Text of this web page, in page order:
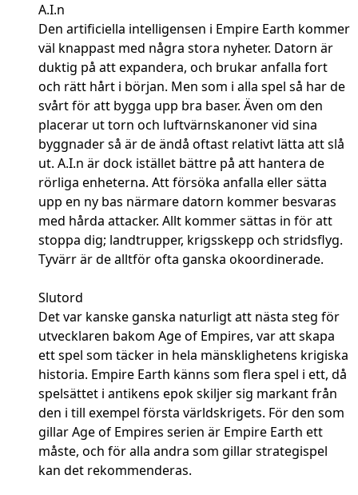
A.I.n
Den artificiella intelligensen i Empire Earth kommer
väl knappast med några stora nyheter. Datorn är
duktig på att expandera, och brukar anfalla fort
och rätt hårt i början. Men som i alla spel så har de
svårt för att bygga upp bra baser. Även om den
placerar ut torn och luftvärnskanoner vid sina
byggnader så är de ändå oftast relativt lätta att slå
ut. A.I.n är dock istället bättre på att hantera de
rörliga enheterna. Att försöka anfalla eller sätta
upp en ny bas närmare datorn kommer besvaras
med hårda attacker. Allt kommer sättas in för att
stoppa dig; landtrupper, krigsskepp och stridsflyg.
Tyvärr är de alltför ofta ganska okoordinerade.
Slutord
Det var kanske ganska naturligt att nästa steg för
utvecklaren bakom Age of Empires, var att skapa
ett spel som täcker in hela mänsklighetens krigiska
historia. Empire Earth känns som flera spel i ett, då
spelsättet i antikens epok skiljer sig markant från
den i till exempel första världskrigets. För den som
gillar Age of Empires serien är Empire Earth ett
måste, och för alla andra som gillar strategispel
kan det rekommenderas.